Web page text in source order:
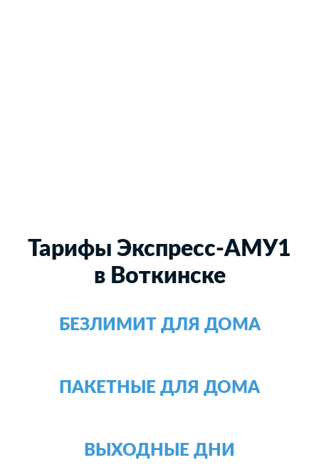
Тарифы Экспресс-АМУ1
в Воткинске
БЕЗЛИМИТ ДЛЯ ДОМА
ПАКЕТНЫЕ ДЛЯ ДОМА
ВЫХОДНЫЕ ДНИ